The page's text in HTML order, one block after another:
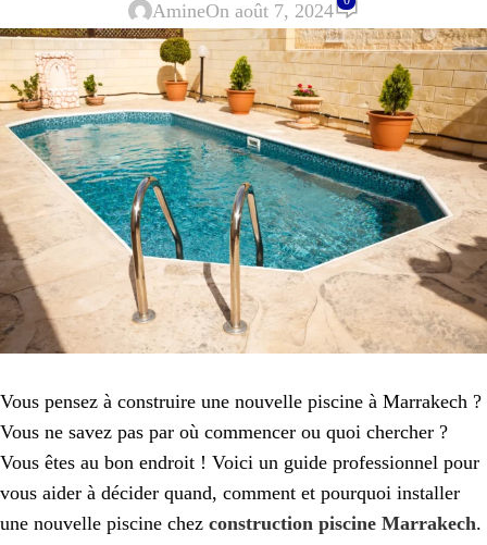
AmineOn août 7, 2024
Vous pensez à construire une nouvelle piscine à Marrakech ?
Vous ne savez pas par où commencer ou quoi chercher ?
Vous êtes au bon endroit ! Voici un guide professionnel pour
vous aider à décider quand, comment et pourquoi installer
une nouvelle piscine chez construction piscine Marrakech.